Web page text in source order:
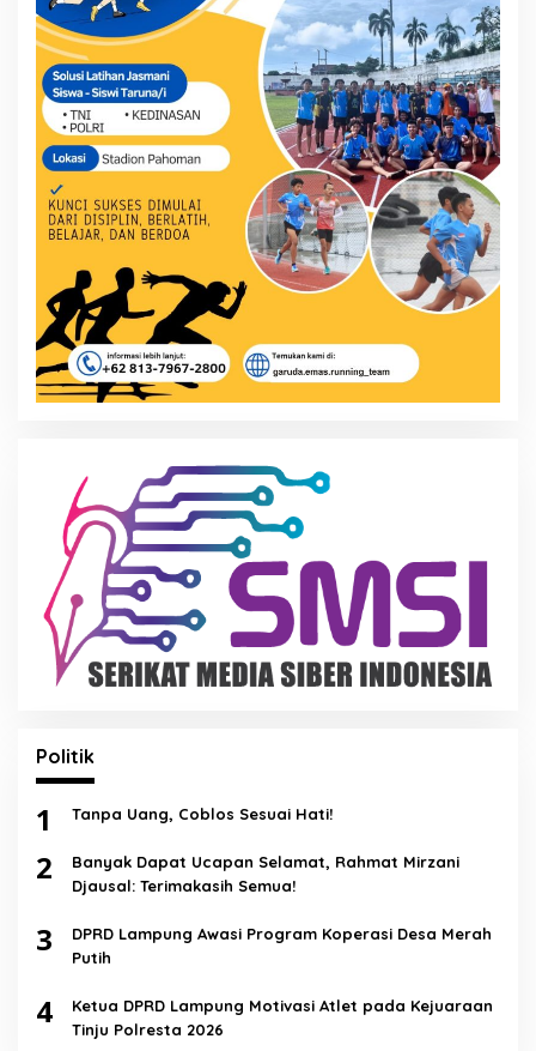
Politik
1 Tanpa Uang, Coblos Sesuai Hati!
2
Banyak Dapat Ucapan Selamat, Rahmat Mirzani
Djausal: Terimakasih Semua!
3
DPRD Lampung Awasi Program Koperasi Desa Merah
Putih
4
Ketua DPRD Lampung Motivasi Atlet pada Kejuaraan
Tinju Polresta 2026